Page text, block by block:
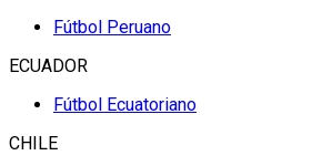
Fútbol Peruano
ECUADOR
Fútbol Ecuatoriano
CHILE